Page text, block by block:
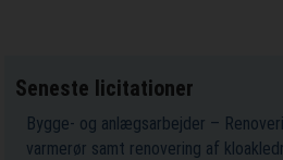
Seneste licitationer
Bygge- og anlægsarbejder –
varmerør samt renovering af